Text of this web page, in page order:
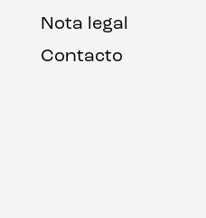
Nota legal
Contacto